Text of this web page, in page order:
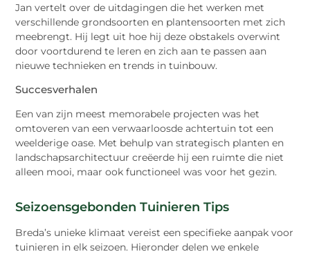
Jan vertelt over de uitdagingen die het werken met
verschillende grondsoorten en plantensoorten met zich
meebrengt. Hij legt uit hoe hij deze obstakels overwint
door voortdurend te leren en zich aan te passen aan
nieuwe technieken en trends in tuinbouw.
Succesverhalen
Een van zijn meest memorabele projecten was het
omtoveren van een verwaarloosde achtertuin tot een
weelderige oase. Met behulp van strategisch planten en
landschapsarchitectuur creëerde hij een ruimte die niet
alleen mooi, maar ook functioneel was voor het gezin.
Seizoensgebonden Tuinieren Tips
Breda’s unieke klimaat vereist een specifieke aanpak voor
tuinieren in elk seizoen. Hieronder delen we enkele